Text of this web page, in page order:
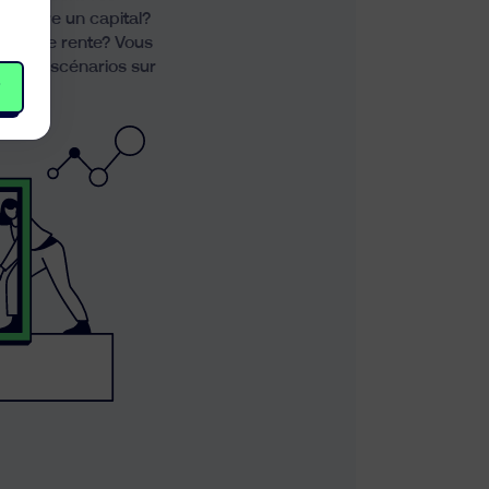
croître un capital?
une rente? Vous
ces scénarios sur